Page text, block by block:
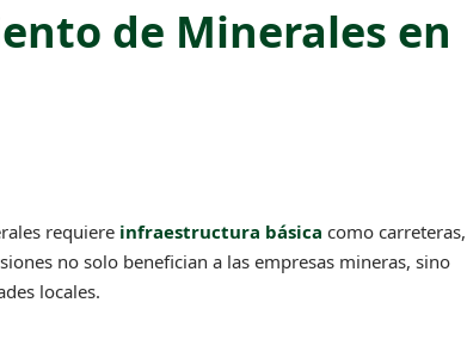
de Minerales en
requiere infraestructura básica como carreteras,
no solo benefician a las empresas mineras, sino
locales.